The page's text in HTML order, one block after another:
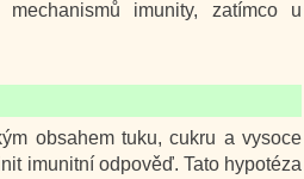
imunity, zatímco u
obsahem tuku, cukru a vysoce
imunitní odpověď. Tato hypotéza